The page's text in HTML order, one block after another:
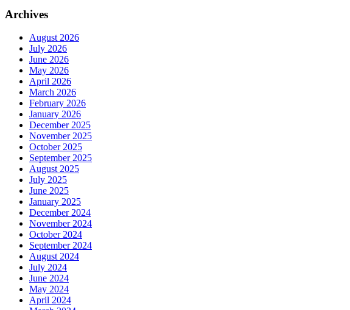
Archives
August 2026
July 2026
June 2026
May 2026
April 2026
March 2026
February 2026
January 2026
December 2025
November 2025
October 2025
September 2025
August 2025
July 2025
June 2025
January 2025
December 2024
November 2024
October 2024
September 2024
August 2024
July 2024
June 2024
May 2024
April 2024